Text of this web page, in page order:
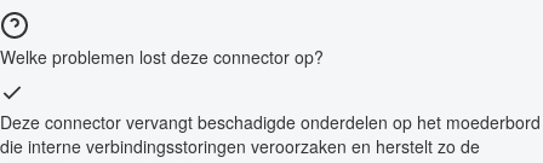
Welke problemen lost deze connector op?
Deze connector vervangt beschadigde onderdelen op het moederbord
die interne verbindingsstoringen veroorzaken en herstelt zo de